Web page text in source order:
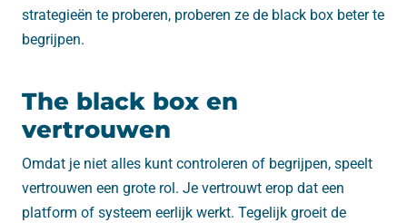
strategieën te proberen, proberen ze de black box beter te
begrijpen.
The black box en
vertrouwen
Omdat je niet alles kunt controleren of begrijpen, speelt
vertrouwen een grote rol. Je vertrouwt erop dat een
platform of systeem eerlijk werkt. Tegelijk groeit de